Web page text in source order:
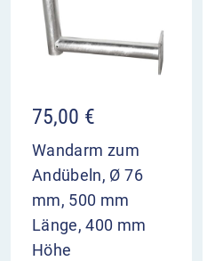
75,00 €
Wandarm zum
Andübeln, Ø 76
mm, 500 mm
Länge, 400 mm
Höhe